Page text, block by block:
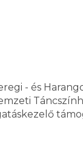
- és